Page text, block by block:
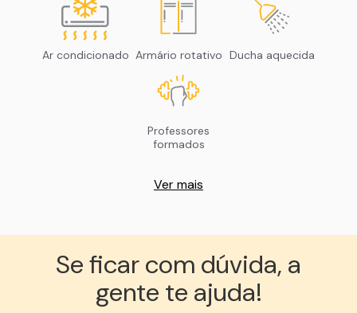
Ar condicionado Armário rotativo Ducha aquecida
Professores
formados
Ver mais
Se ficar com dúvida, a
gente te ajuda!︎